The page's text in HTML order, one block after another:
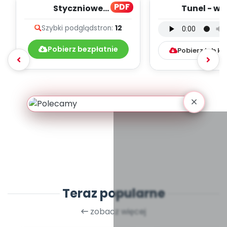
PDF
Styczniowe
piosenek
Szybki podglądstron: 12
Pobierz bezpłatnie
Tunel -
mp3)
Pobierz lub
Teraz popularne
zobacz więcej